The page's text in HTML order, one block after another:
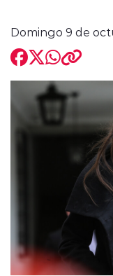
Entrevistas
Domingo 9 de